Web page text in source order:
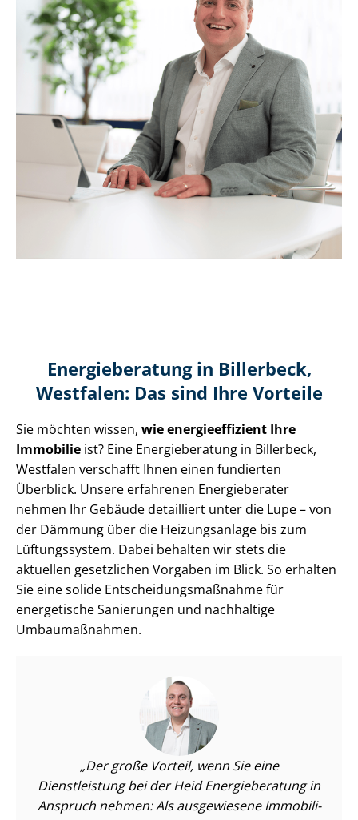
Energieberatung in Billerbeck,
Westfalen: Das sind Ihre Vorteile
Sie möchten wissen, wie en­er­gie­ef­fi­zi­ent Ihre
Immobilie ist? Eine Energieberatung in Billerbeck,
Westfalen verschafft Ihnen einen fundierten
Überblick. Unsere erfahrenen Energieberater
nehmen Ihr Gebäude detailliert unter die Lupe – von
der Dämmung über die Heizungsanlage bis zum
Lüftungssystem. Dabei behalten wir stets die
aktuellen gesetzlichen Vorgaben im Blick. So erhalten
Sie eine solide Ent­schei­dungs­maß­nah­me für
energetische Sanierungen und nachhaltige
Umbaumaßnahmen.
Der große Vorteil, wenn Sie eine
Dienstleistung bei der Heid Energieberatung in
Anspruch nehmen: Als ausgewiesene Im­mo­bi­li­